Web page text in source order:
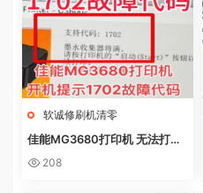
软诚修刷机清零
佳能MG3680打印机 无法打印
电脑提示错误代码5B02 废墨收
208